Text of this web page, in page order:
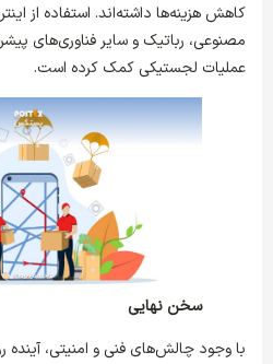
کاهش هزینه‌ها داشته‌اند. استفاده از
مصنوعی، رباتیک و سایر فناوری‌های
عملیات لجستیکی کمک کرده است.
سخن نهایی
با وجود چالش‌های فنی و امنیتی،